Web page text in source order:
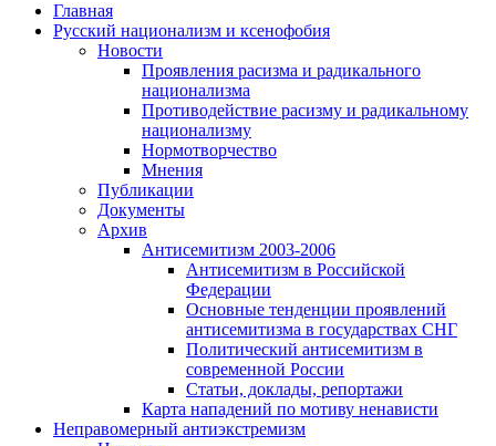
Главная
Русский национализм и ксенофобия
Новости
Проявления расизма и радикального
национализма
Противодействие расизму и радикальному
национализму
Нормотворчество
Мнения
Публикации
Документы
Архив
Антисемитизм 2003-2006
Антисемитизм в Российской
Федерации
Основные тенденции проявлений
антисемитизма в государствах СНГ
Политический антисемитизм в
современной России
Статьи, доклады, репортажи
Карта нападений по мотиву ненависти
Неправомерный антиэкстремизм